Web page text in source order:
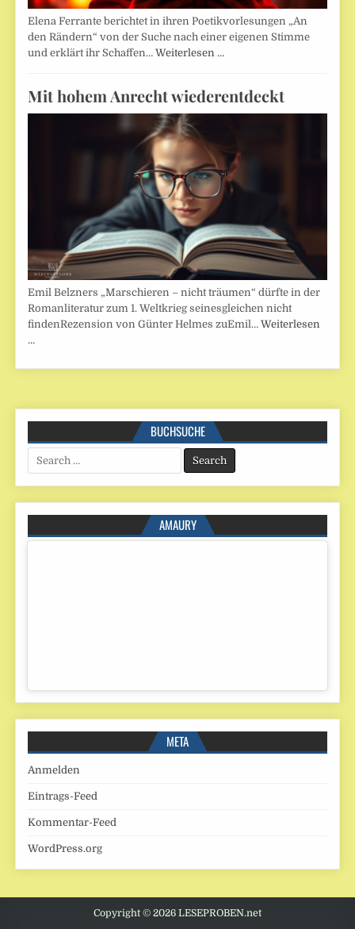
Elena Ferrante berichtet in ihren Poetikvorlesungen „An
den Rändern“ von der Suche nach einer eigenen Stimme
und erklärt ihr Schaffen…Weiterlesen …
Mit hohem Anrecht wiederentdeckt
Emil Belzners „Marschieren – nicht träumen“ dürfte in der
Romanliteratur zum 1. Weltkrieg seinesgleichen nicht
findenRezension von Günter Helmes zuEmil…Weiterlesen
…
BUCHSUCHE
Search
for:
AMAURY
META
Anmelden
Eintrags-Feed
Kommentar-Feed
WordPress.org
Copyright © 2026 LESEPROBEN.net